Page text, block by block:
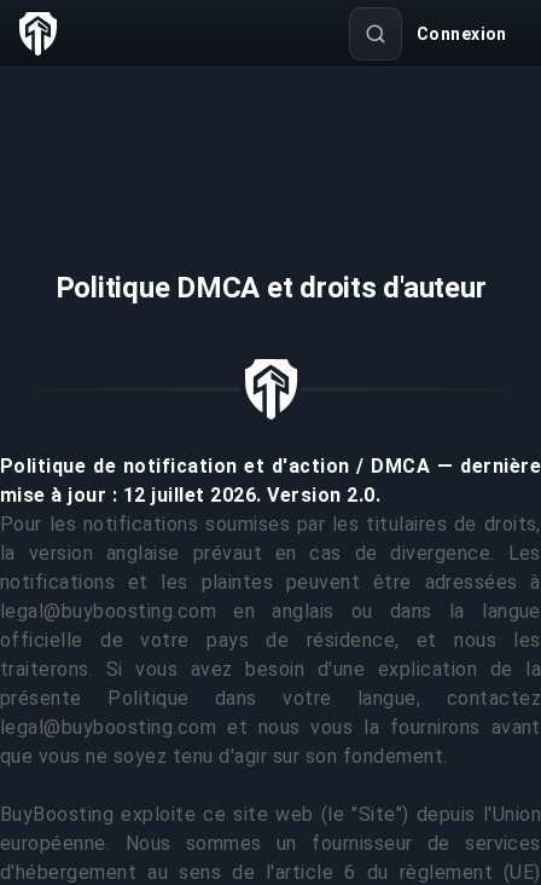
Connexion
Politique DMCA et droits d'auteur
Politique de notification et d'action / DMCA — dernière
mise à jour : 12 juillet 2026. Version 2.0.
Pour les notifications soumises par les titulaires de droits,
la version anglaise prévaut en cas de divergence. Les
notifications et les plaintes peuvent être adressées à
legal@buyboosting.com en anglais ou dans la langue
officielle de votre pays de résidence, et nous les
traiterons. Si vous avez besoin d'une explication de la
présente Politique dans votre langue, contactez
legal@buyboosting.com et nous vous la fournirons avant
que vous ne soyez tenu d'agir sur son fondement.
BuyBoosting exploite ce site web (le "Site") depuis l'Union
européenne. Nous sommes un fournisseur de services
d'hébergement au sens de l'article 6 du règlement (UE)